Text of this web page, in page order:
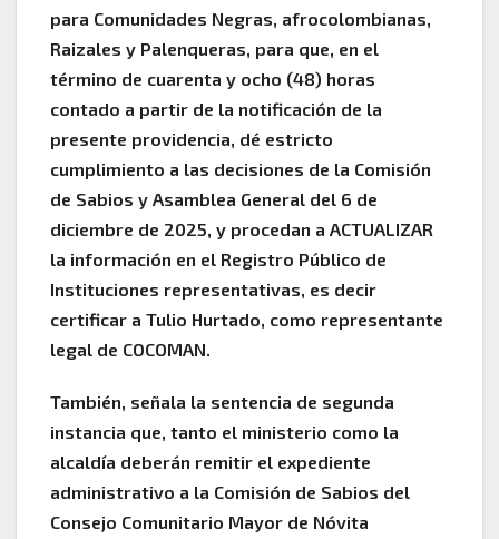
para Comunidades Negras, afrocolombianas,
Raizales y Palenqueras, para que, en el
término de cuarenta y ocho (48) horas
contado a partir de la notificación de la
presente providencia, dé estricto
cumplimiento a las decisiones de la Comisión
de Sabios y Asamblea General del 6 de
diciembre de 2025, y procedan a ACTUALIZAR
la información en el Registro Público de
Instituciones representativas, es decir
certificar a Tulio Hurtado, como representante
legal de COCOMAN.
También, señala la sentencia de segunda
instancia que, tanto el ministerio como la
alcaldía deberán remitir el expediente
administrativo a la Comisión de Sabios del
Consejo Comunitario Mayor de Nóvita